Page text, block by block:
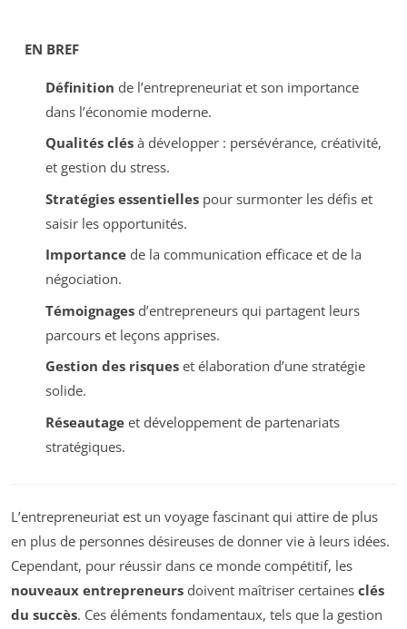
EN BREF
Définition de l’entrepreneuriat et son importance
dans l’économie moderne.
Qualités clésà développer : persévérance, créativité,
et gestion du stress.
Stratégies essentiellespour surmonter les défis et
saisir les opportunités.
Importancede la communication efficace et de la
négociation.
Témoignagesd’entrepreneurs qui partagent leurs
parcours et leçons apprises.
Gestion des risqueset élaboration d’une stratégie
solide.
Réseautageet développement de partenariats
stratégiques.
L’entrepreneuriat est un voyage fascinant qui attire de plus
en plus de personnes désireuses de donner vie à leurs idées.
Cependant, pour réussir dans ce monde compétitif, les
nouveaux entrepreneurs doivent maîtriser certaines clés
du succès. Ces éléments fondamentaux, tels que la gestion